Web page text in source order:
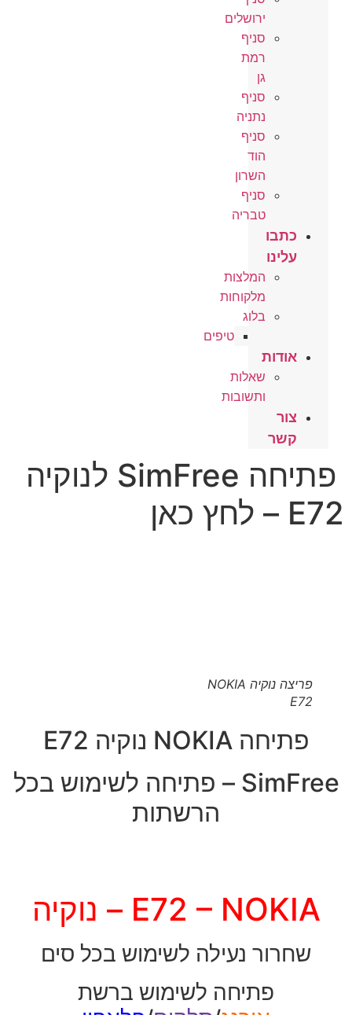
ירושלים
סניף
רמת
גן
סניף
נתניה
סניף
הוד
השרון
סניף
טבריה
כתבו
עלינו
המלצות
מלקוחות
בלוג
טיפים
אודות
שאלות
ותשובות
צור
קשר
פתיחה SimFree לנוקיה
E72 – לחץ כאן
פריצה נוקיה NOKIA
E72
פתיחה NOKIA נוקיה E72
SimFree – פתיחה לשימוש בכל
הרשתות
E72 – NOKIA – נוקיה
שחרור נעילה לשימוש בכל סים
פתיחה לשימוש ברשת